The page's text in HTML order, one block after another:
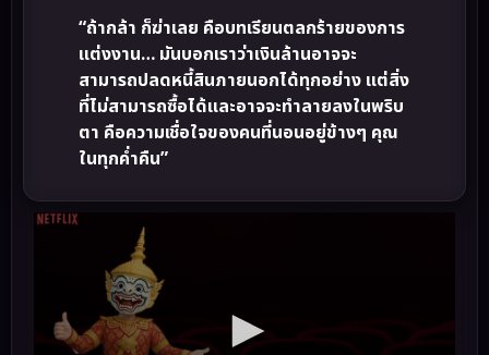
“ถ้ากล้า ก็ฆ่าเลย คือบทเรียนตลกร้ายของการ
แต่งงาน… มันบอกเราว่าเงินล้านอาจจะ
สามารถปลดหนี้สินภายนอกได้ทุกอย่าง แต่สิ่ง
ที่ไม่สามารถซื้อได้และอาจจะทำลายลงในพริบ
ตา คือความเชื่อใจของคนที่นอนอยู่ข้างๆ คุณ
ในทุกค่ำคืน”